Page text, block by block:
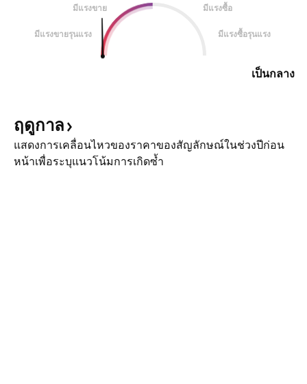
มีแรงขาย
มีแรงซื้อ
มีแรงขายรุนแรง มีแรงซื้อรุนแรง
เป็นกลาง
ฤดูกาล
แสดงการเคลื่อนไหวของราคาของสัญลักษณ์ในช่วงปีก่อน
หน้าเพื่อระบุแนวโน้มการเกิดซ้ำ